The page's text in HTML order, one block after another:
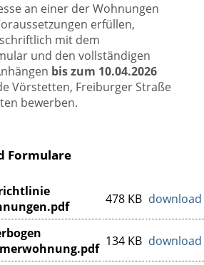
an einer der Wohnungen
erfüllen,
mit dem
und den vollständigen
bis zum 10.04.2026
Vörstetten, Freiburger Straße
bewerben.
Formulare
478 KB download
134 KB download